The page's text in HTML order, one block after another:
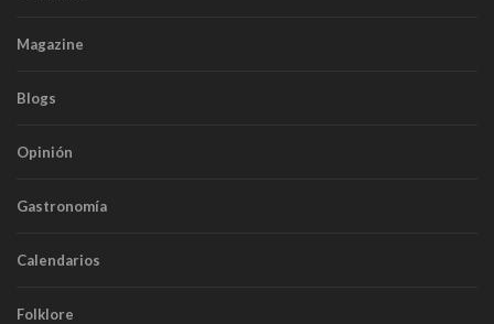
Magazine
Blogs
Opinión
Gastronomía
Calendarios
Folklore